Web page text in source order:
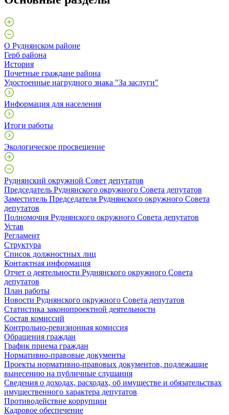
О Руднянском районе
Герб района
История
Почетные граждане района
Удостоенные нагрудного знака "За заслуги"
Информация для населения
Итоги работы
Экологическое просвещение
Руднянский окружной Совет депутатов
Председатель Руднянского окружного Совета депутатов
Заместитель Председателя Руднянского окружного Совета
депутатов
Полномочия Руднянского окружного Совета депутатов
Устав
Регламент
Структура
Список должностных лиц
Контактная информация
Отчет о деятельности Руднянского окружного Совета
депутатов
План работы
Новости Руднянского окружного Совета депутатов
Статистика законопроектной деятельности
Состав комиссий
Контрольно-ревизионная комиссия
Обращения граждан
График приема граждан
Нормативно-правовые документы
Проекты нормативно-правовых документов, подлежащие
вынесению на публичные слушания
Сведения о доходах, расходах, об имуществе и обязательствах
имущественного характера депутатов
Противодействие коррупции
Кадровое обеспечение